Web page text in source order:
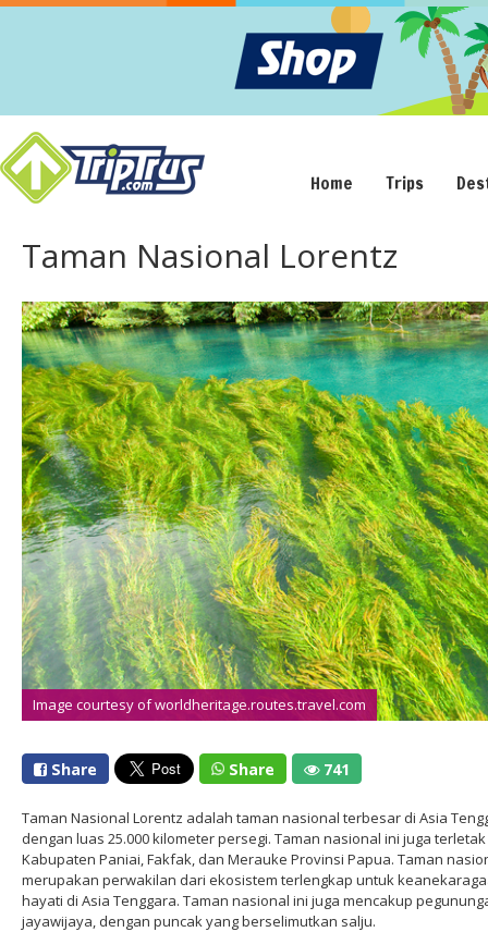
Home Trips
Taman Nasional Lorentz
Image courtesy of worldheritage.routes.travel.com
Share Share 741
Taman Nasional Lorentz adalah taman nasional terbesar di Asia
dengan luas 25.000 kilometer persegi. Taman nasional ini juga
Kabupaten Paniai, Fakfak, dan Merauke Provinsi Papua. Taman
merupakan perwakilan dari ekosistem terlengkap untuk
hayati di Asia Tenggara. Taman nasional ini juga mencakup
jayawijaya, dengan puncak yang berselimutkan salju.